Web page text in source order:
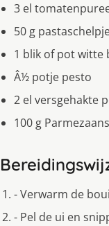
3 el
50 g
1 blik of pot witte
Â½ potje pesto
2 el versgehakte
100 g
- Verwarm de
- Pel de ui en